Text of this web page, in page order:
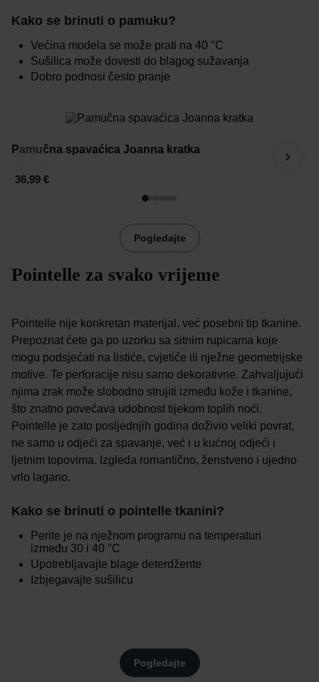
Kako se brinuti o pamuku?
Većina modela se može prati na 40 °C
Sušilica može dovesti do blagog sužavanja
Dobro podnosi često pranje
‹
Pamučna spavaćica Joanna kratka
36,99 €
›
Pogledajte
Pointelle za svako vrijeme
Pointelle nije konkretan materijal, već posebni tip tkanine.
Prepoznat ćete ga po uzorku sa sitnim rupicama koje
mogu podsjećati na listiće, cvjetiće ili nježne geometrijske
motive. Te perforacije nisu samo dekorativne. Zahvaljujući
njima zrak može slobodno strujiti između kože i tkanine,
što znatno povećava udobnost tijekom toplih noći.
Pointelle je zato posljednjih godina doživio veliki povrat,
ne samo u odjeći za spavanje, već i u kućnoj odjeći i
ljetnim topovima. Izgleda romantično, ženstveno i ujedno
vrlo lagano.
Kako se brinuti o pointelle tkanini?
Perite je na nježnom programu na temperaturi
između 30 i 40 °C
Upotrebljavajte blage deterdžente
Izbjegavajte sušilicu
Pogledajte